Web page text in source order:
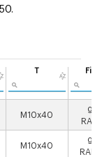
T
M10x40
M10x40